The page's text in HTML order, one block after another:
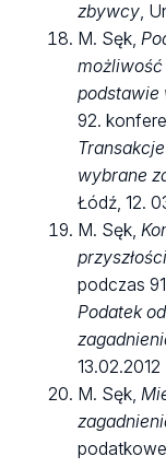
zbywcy,
M. Sęk,
możliwość
podstawie
92.
wybrane
Łódź, 12.
M. Sęk,
podczas
Podatek
13.02.2012
M. Sęk,